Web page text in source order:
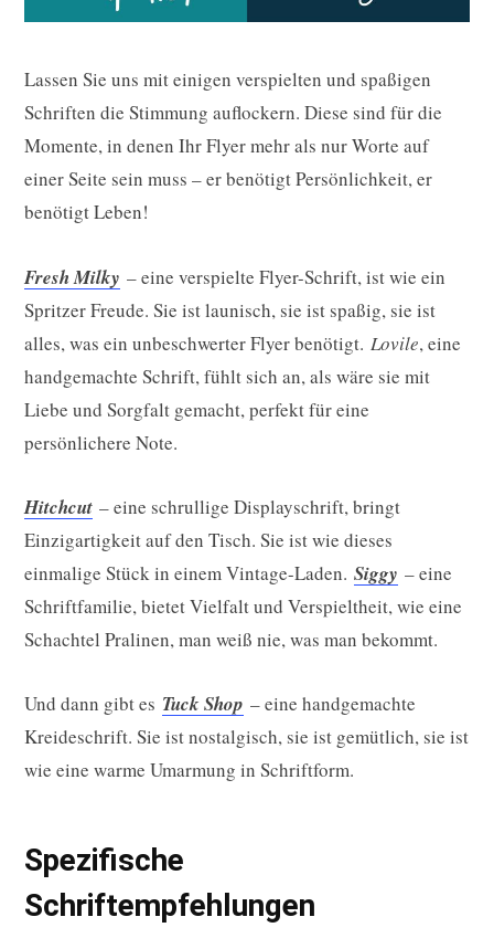
Lassen Sie uns mit einigen verspielten und spaßigen
Schriften die Stimmung auflockern. Diese sind für die
Momente, in denen Ihr Flyer mehr als nur Worte auf
einer Seite sein muss – er benötigt Persönlichkeit, er
benötigt Leben!
Fresh Milky – eine verspielte Flyer-Schrift, ist wie ein
Spritzer Freude. Sie ist launisch, sie ist spaßig, sie ist
alles, was ein unbeschwerter Flyer benötigt. Lovile, eine
handgemachte Schrift, fühlt sich an, als wäre sie mit
Liebe und Sorgfalt gemacht, perfekt für eine
persönlichere Note.
Hitchcut – eine schrullige Displayschrift, bringt
Einzigartigkeit auf den Tisch. Sie ist wie dieses
einmalige Stück in einem Vintage-Laden. Siggy – eine
Schriftfamilie, bietet Vielfalt und Verspieltheit, wie eine
Schachtel Pralinen, man weiß nie, was man bekommt.
Und dann gibt es Tuck Shop – eine handgemachte
Kreideschrift. Sie ist nostalgisch, sie ist gemütlich, sie ist
wie eine warme Umarmung in Schriftform.
Spezifische
Schriftempfehlungen